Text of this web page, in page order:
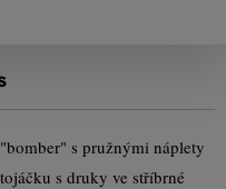
s pružnými náplety
s druky ve stříbrné